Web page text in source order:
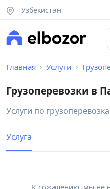
Узбекистан
Главная Услуги
Грузоперевозки в
Услуги по
Услуга